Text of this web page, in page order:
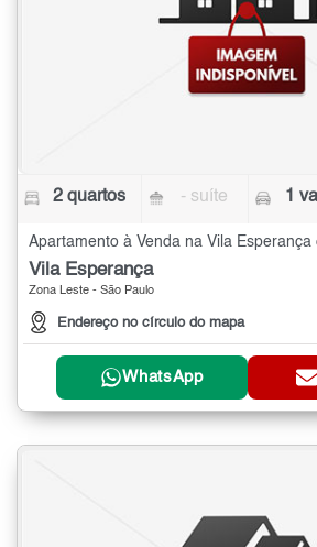
2 quartos - suíte 1
Apartamento à Venda na Vila Esperança
Vila Esperança
Zona Leste - São Paulo
Endereço no círculo do mapa
WhatsApp